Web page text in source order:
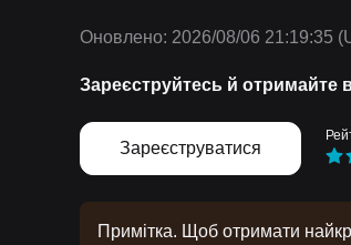
Оновлено: 2026/08/06 21:19:35
Зареєструйтесь й отримайте
Зареєструватися
Примітка. Щоб отримати